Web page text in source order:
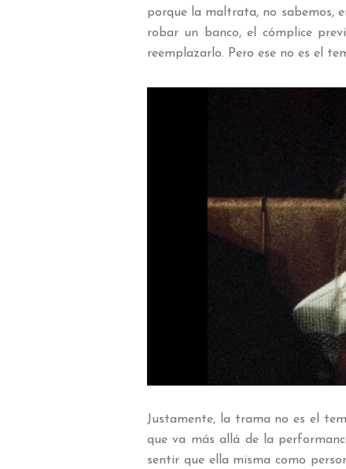
porque la maltrata, no sabemos,
robar un banco, el cómplice
reemplazarlo. Pero ese no es el
Justamente, la trama no es el
que va más allá de la
sentir que ella misma como